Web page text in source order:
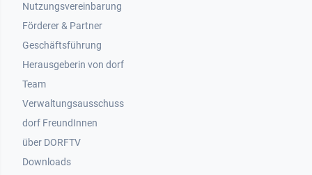
Nutzungsvereinbarung
Footer 2
Förderer & Partner
Geschäftsführung
Herausgeberin von dorf
Team
Verwaltungsausschuss
dorf FreundInnen
Footer 3
über DORFTV
Downloads